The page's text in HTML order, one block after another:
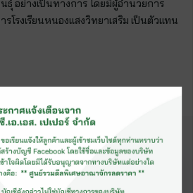
ธุ์ อย่างเป็นทางการ โดยมีผู้อำนวยการ
โรงเรียนหนองแสงวิทยาเสริม เป็นตัวแทน
ดูเพิ่มเติม